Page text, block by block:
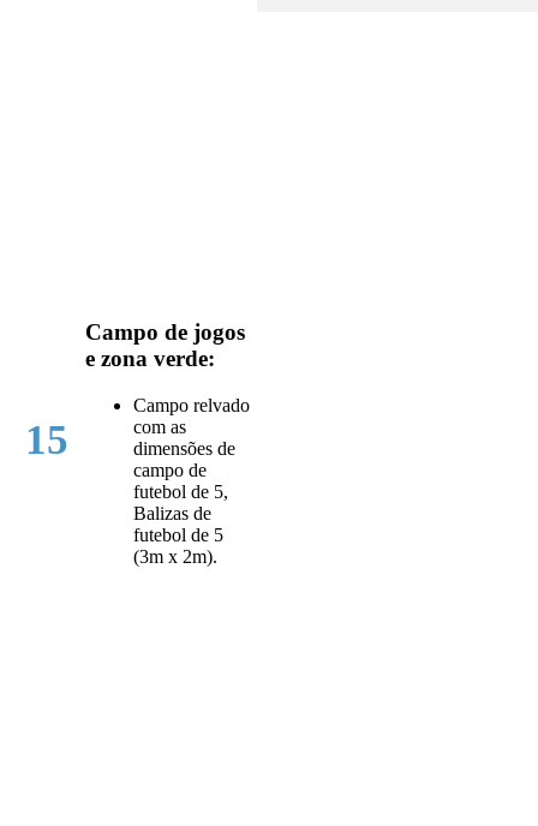
15
Campo de jogos
e zona verde:
Campo relvado
com as
dimensões de
campo de
futebol de 5,
Balizas de
futebol de 5
(3m x 2m).